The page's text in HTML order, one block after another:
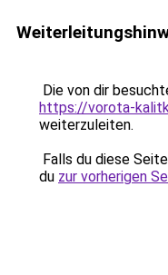
Die von dir
https://vorota-
weiterzuleiten.
Falls du diese
du zur vorherigen